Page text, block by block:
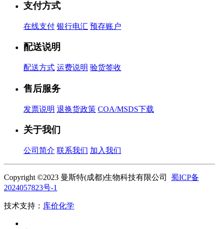
支付方式
在线支付 银行电汇 预存账户
配送说明
配送方式 运费说明 验货签收
售后服务
发票说明 退换货政策 COA/MSDS下载
关于我们
公司简介 联系我们 加入我们
Copyright ©2023 曼斯特(成都)生物科技有限公司 蜀ICP备
2024057823号-1
技术支持： 库价化学